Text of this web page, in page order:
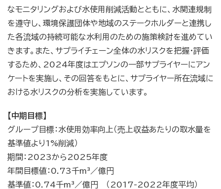
なモニタリングおよび水使用削減活動とともに、水関連規制
を遵守し、環境保護団体や地域のステークホルダーと連携し
た各流域の持続可能な水利用のための施策検討を進めてい
きます。また、サプライチェーン全体の水リスクを把握・評価
するため、2024年度はエプソンの一部サプライヤーにアン
ケートを実施し、その回答をもとに、サプライヤー所在流域に
おける水リスクの分析を実施しています。
【中期目標】
グループ目標：水使用効率向上（売上収益あたりの取水量を
基準値より1%削減）
期間：2023から2025年度
年間目標値：0.73千m³／億円
基準値：0.74千m³／億円 （2017-2022年度平均）